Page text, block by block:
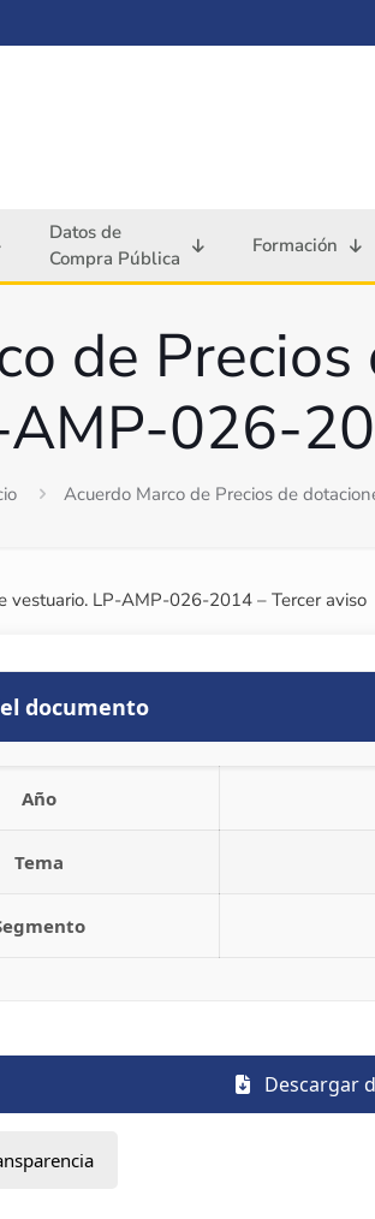
Datos de
Compra Pública
Formación
de
AMP-026-
Acuerdo Marco de Precios de
vestuario. LP-AMP-026-2014 – Tercer aviso
documento
Año
Tema
Descargar